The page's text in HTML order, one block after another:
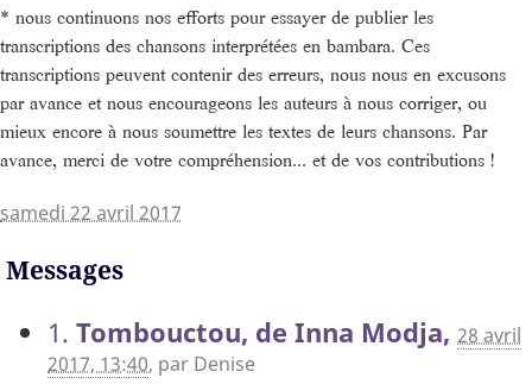
* nous continuons nos efforts pour essayer de publier les
transcriptions des chansons interprétées en bambara. Ces
transcriptions peuvent contenir des erreurs, nous nous en excusons
par avance et nous encourageons les auteurs à nous corriger, ou
mieux encore à nous soumettre les textes de leurs chansons. Par
avance, merci de votre compréhension... et de vos contributions !
samedi 22 avril 2017
Messages
1. Tombouctou, de Inna Modja, 28 avril
2017, 13:40, par Denise